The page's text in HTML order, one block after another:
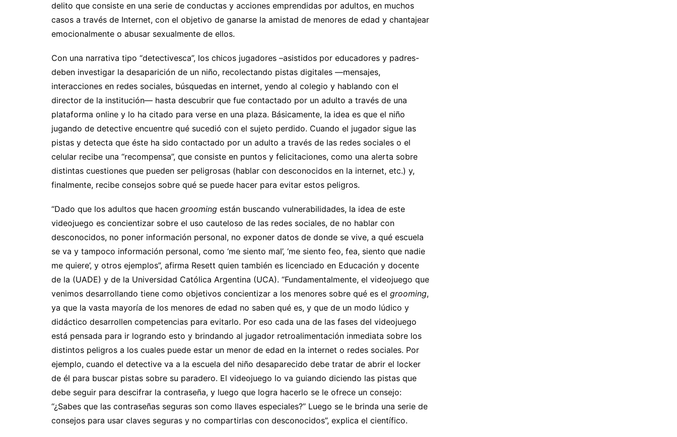
delito que consiste en una serie de conductas y acciones emprendidas por adultos, en muchos
casos a través de Internet​, con el objetivo de ganarse la amistad de menores de edad y chantajear
emocionalmente o abusar sexualmente de ellos.
Con una narrativa tipo “detectivesca”, los chicos jugadores –asistidos por educadores y padres-
deben investigar la desaparición de un niño, recolectando pistas digitales —mensajes,
interacciones en redes sociales, búsquedas en internet, yendo al colegio y hablando con el
director de la institución— hasta descubrir que fue contactado por un adulto a través de una
plataforma online y lo ha citado para verse en una plaza. Básicamente, la idea es que el niño
jugando de detective encuentre qué sucedió con el sujeto perdido. Cuando el jugador sigue las
pistas y detecta que éste ha sido contactado por un adulto a través de las redes sociales o el
celular recibe una ‘‘recompensa’’, que consiste en puntos y felicitaciones, como una alerta sobre
distintas cuestiones que pueden ser peligrosas (hablar con desconocidos en la internet, etc.) y,
finalmente, recibe consejos sobre qué se puede hacer para evitar estos peligros.
“Dado que los adultos que hacen grooming están buscando vulnerabilidades, la idea de este
videojuego es concientizar sobre el uso cauteloso de las redes sociales, de no hablar con
desconocidos, no poner información personal, no exponer datos de donde se vive, a qué escuela
se va y tampoco información personal, como ‘me siento mal’, ‘me siento feo, fea, siento que nadie
me quiere’, y otros ejemplos”, afirma Resett quien también es licenciado en Educación y docente
de la (UADE) y de la Universidad Católica Argentina (UCA). “Fundamentalmente, el videojuego que
venimos desarrollando tiene como objetivos concientizar a los menores sobre qué es el grooming,
ya que la vasta mayoría de los menores de edad no saben qué es, y que de un modo lúdico y
didáctico desarrollen competencias para evitarlo. Por eso cada una de las fases del videojuego
está pensada para ir logrando esto y brindando al jugador retroalimentación inmediata sobre los
distintos peligros a los cuales puede estar un menor de edad en la internet o redes sociales. Por
ejemplo, cuando el detective va a la escuela del niño desaparecido debe tratar de abrir el locker
de él para buscar pistas sobre su paradero. El videojuego lo va guiando diciendo las pistas que
debe seguir para descifrar la contraseña, y luego que logra hacerlo se le ofrece un consejo:
‘‘¿Sabes que las contraseñas seguras son como llaves especiales?’’ Luego se le brinda una serie de
consejos para usar claves seguras y no compartirlas con desconocidos”, explica el científico.